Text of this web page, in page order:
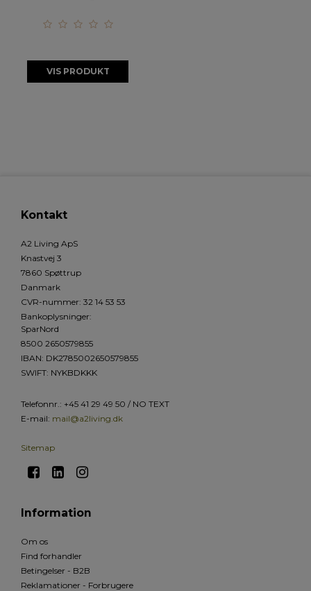
VIS PRODUKT
Kontakt
A2 Living ApS
Knastvej 3
7860 Spøttrup
Danmark
CVR-nummer: 32 14 53 53
Bankoplysninger:
SparNord
8500 2650579855
IBAN: DK2785002650579855
SWIFT: NYKBDKKK
Telefonnr. : +45 41 29 49 50 / NO TEXT
E-mail: mail@a2living.dk
Sitemap
Information
Om os
Find forhandler
Betingelser - B2B
Reklamationer - Forbrugere